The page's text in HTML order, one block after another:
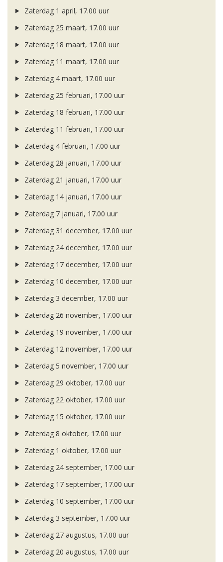
Zaterdag 1 april, 17.00 uur
Zaterdag 25 maart, 17.00 uur
Zaterdag 18 maart, 17.00 uur
Zaterdag 11 maart, 17.00 uur
Zaterdag 4 maart, 17.00 uur
Zaterdag 25 februari, 17.00 uur
Zaterdag 18 februari, 17.00 uur
Zaterdag 11 februari, 17.00 uur
Zaterdag 4 februari, 17.00 uur
Zaterdag 28 januari, 17.00 uur
Zaterdag 21 januari, 17.00 uur
Zaterdag 14 januari, 17.00 uur
Zaterdag 7 januari, 17.00 uur
Zaterdag 31 december, 17.00 uur
Zaterdag 24 december, 17.00 uur
Zaterdag 17 december, 17.00 uur
Zaterdag 10 december, 17.00 uur
Zaterdag 3 december, 17.00 uur
Zaterdag 26 november, 17.00 uur
Zaterdag 19 november, 17.00 uur
Zaterdag 12 november, 17.00 uur
Zaterdag 5 november, 17.00 uur
Zaterdag 29 oktober, 17.00 uur
Zaterdag 22 oktober, 17.00 uur
Zaterdag 15 oktober, 17.00 uur
Zaterdag 8 oktober, 17.00 uur
Zaterdag 1 oktober, 17.00 uur
Zaterdag 24 september, 17.00 uur
Zaterdag 17 september, 17.00 uur
Zaterdag 10 september, 17.00 uur
Zaterdag 3 september, 17.00 uur
Zaterdag 27 augustus, 17.00 uur
Zaterdag 20 augustus, 17.00 uur